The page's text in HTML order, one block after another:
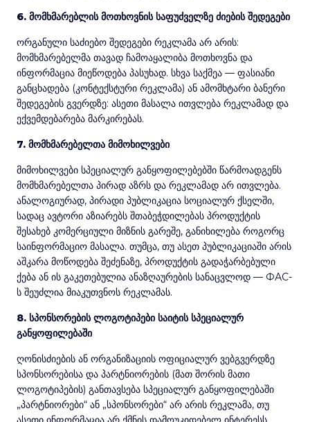
6. მომხმარებლის მოთხოვნის საფუძველზე ძიების შედეგები
ორგანული საძიებო შედეგები რეკლამა არ არის:
მომხმარებელმა თავად ჩამოაყალიბა მოთხოვნა და
ინფორმაცია მიეწოდება პასუხად. სხვა საქმეა — ფასიანი
განცხადება (კონტექსტური რეკლამა) ან ამომხტარი ბანერი
შედეგების გვერდზე: ასეთი მასალა ითვლება რეკლამად და
ექვემდებარება მარკირებას.
7. მომხმარებელთა მიმოხილვები
მიმოხილვები სპეციალურ განყოფილებებში წარმოადგენს
მომხმარებელთა პირად აზრს და რეკლამად არ ითვლება.
ანალოგიურად, პირადი პუბლიკაცია სოციალურ ქსელში,
სადაც ავტორი აზიარებს შთაბეჭდილებას პროდუქტის
შესახებ კომერციული მიზნის გარეშე, განიხილება როგორც
საინფორმაციო მასალა. თუმცა, თუ ასეთ პუბლიკაციაში არის
აშკარა მოწოდება შეძენაზე, პროდუქტის გადაჭარბებული
ქება ან ის გაკეთებულია ანაზღაურების სანაცვლოდ — ФАС-
ს შეუძლია მიაკუთვნოს რეკლამას.
8. სპონსორების ლოგოტიპები საიტის სპეციალურ
განყოფილებაში
ღონისძიების ან ორგანიზაციის ოფიციალურ ვებგვერდზე
სპონსორებისა და პარტნიორების (მათ შორის მათი
ლოგოტიპების) განთავსება სპეციალურ განყოფილებაში
„პარტნიორები“ ან „სპონსორები“ არ არის რეკლამა, თუ